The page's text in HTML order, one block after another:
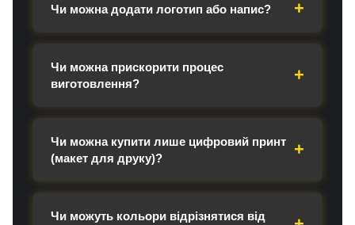
Чи можна додати логотип або напис?
Чи можна прискорити процес
виготовлення?
Чи можна купити лише цифровий принт
(макет для друку)?
Чи можуть кольори відрізнятися від